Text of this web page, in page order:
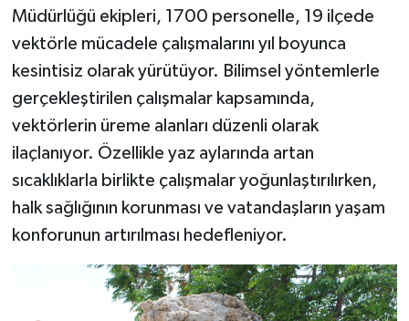
Müdürlüğü ekipleri, 1700 personelle, 19 ilçede
vektörle mücadele çalışmalarını yıl boyunca
kesintisiz olarak yürütüyor. Bilimsel yöntemlerle
gerçekleştirilen çalışmalar kapsamında,
vektörlerin üreme alanları düzenli olarak
ilaçlanıyor. Özellikle yaz aylarında artan
sıcaklıklarla birlikte çalışmalar yoğunlaştırılırken,
halk sağlığının korunması ve vatandaşların yaşam
konforunun artırılması hedefleniyor.
MAGAZİN